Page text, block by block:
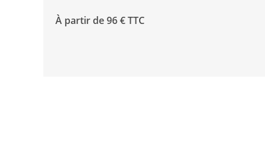
À partir de 96 € TTC